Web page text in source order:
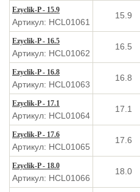
Ezyclik-P - 15.9
Артикул: HCL01061
15.9
Ezyclik-P - 16.5
Артикул: HCL01062
16.5
Ezyclik-P - 16.8
Артикул: HCL01063
16.8
Ezyclik-P - 17.1
Артикул: HCL01064
17.1
Ezyclik-P - 17.6
Артикул: HCL01065
17.6
Ezyclik-P - 18.0
Артикул: HCL01066
18.0